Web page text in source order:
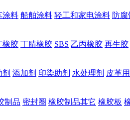
涂料 船舶涂料 轻工和家电涂料 防
橡胶 丁腈橡胶 SBS 乙丙橡胶 再生胶
添加剂 印染助剂 水处理剂 皮革
制品 密封圈 橡胶制品其它 橡胶板